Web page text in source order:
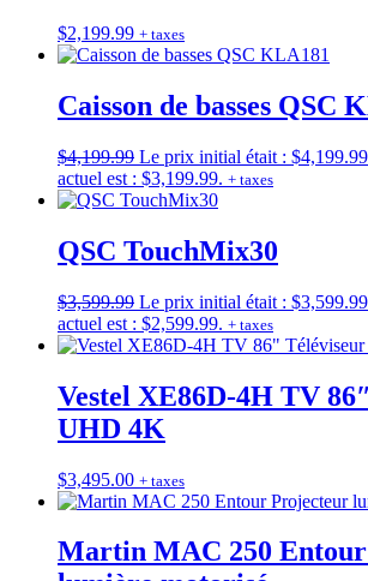
$2,199.99 + taxes
Caisson de basses QSC
$4,199.99 Le prix initial était :
actuel est : $3,199.99. + taxes
QSC TouchMix30
$3,599.99 Le prix initial était :
actuel est : $2,599.99. + taxes
Vestel XE86D-4H TV
UHD 4K
$3,495.00 + taxes
Martin MAC 250